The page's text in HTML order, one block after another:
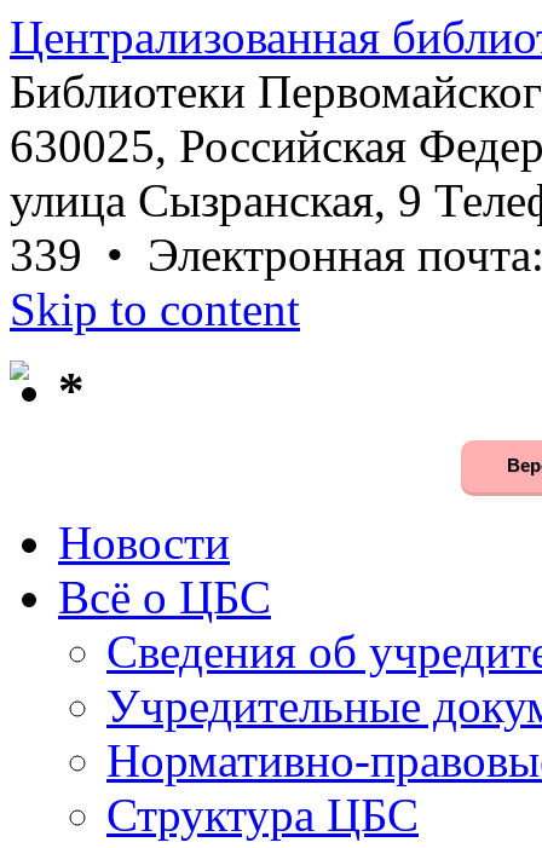
Централизованная
Библиотеки
630025, Российская
улица Сызранская, 9
339 • Электронная
Skip to content
*
Новости
Всё о ЦБС
Сведения об
Учредительные
Нормативно-
Структура ЦБС